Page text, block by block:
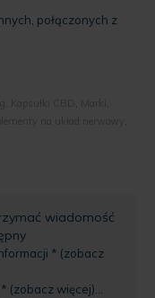
połączonych z
wiadomość
* (zobacz
(zobacz więcej)...